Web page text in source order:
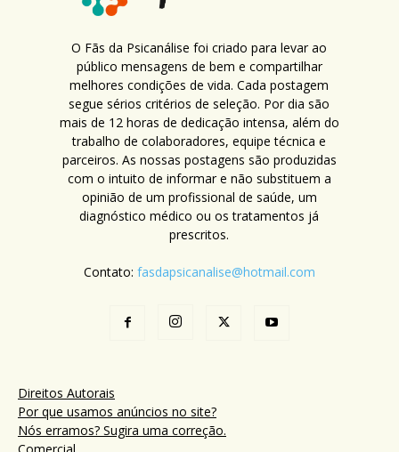
O Fãs da Psicanálise foi criado para levar ao
público mensagens de bem e compartilhar
melhores condições de vida. Cada postagem
segue sérios critérios de seleção. Por dia são
mais de 12 horas de dedicação intensa, além do
trabalho de colaboradores, equipe técnica e
parceiros. As nossas postagens são produzidas
com o intuito de informar e não substituem a
opinião de um profissional de saúde, um
diagnóstico médico ou os tratamentos já
prescritos.
Contato: fasdapsicanalise@hotmail.com
Direitos Autorais
Por que usamos anúncios no site?
Nós erramos? Sugira uma correção.